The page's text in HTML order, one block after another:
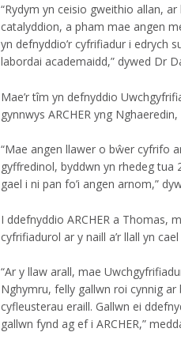
“Rydym yn ceisio gweithio allan,
catalyddion, a pham mae angen
yn defnyddio’r cyfrifiadur i edrych
labordai academaidd,” dywed Dr
Mae’r tîm yn defnyddio
gynnwys ARCHER yng
“Mae angen llawer o bŵer cyfrifo
gyffredinol, byddwn yn rhedeg
gael i ni pan fo’i angen arnom,”
I ddefnyddio ARCHER a Thomas,
cyfrifiadurol ar y naill a’r llall yn
“Ar y llaw arall, mae
Nghymru, felly gallwn roi cynnig
cyfleusterau eraill. Gallwn ei
gallwn fynd ag ef i ARCHER,”